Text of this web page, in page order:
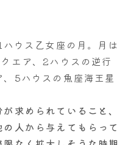
ウス乙女座の月。月は
エア、2ハウスの逆行
5ハウスの魚座海王星
求められていること、
人から与えてもらって